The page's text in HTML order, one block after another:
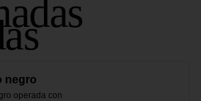
negro
operada con